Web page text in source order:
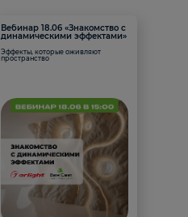
Вебинар 18.06 «Знакомство с
динамическими эффектами»
Эффекты, которые оживляют
пространство